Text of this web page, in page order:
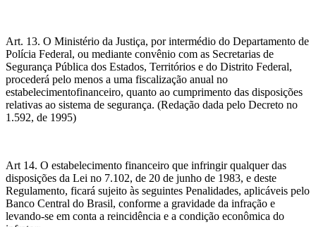
Art. 13. O Ministério da Justiça, por intermédio do Departamento de
Polícia Federal, ou mediante convênio com as Secretarias de
Segurança Pública dos Estados, Territórios e do Distrito Federal,
procederá pelo menos a uma fiscalização anual no
estabelecimentofinanceiro, quanto ao cumprimento das disposições
relativas ao sistema de segurança. (Redação dada pelo Decreto no
1.592, de 1995)
Art 14. O estabelecimento financeiro que infringir qualquer das
disposições da Lei no 7.102, de 20 de junho de 1983, e deste
Regulamento, ficará sujeito às seguintes Penalidades, aplicáveis pelo
Banco Central do Brasil, conforme a gravidade da infração e
levando-se em conta a reincidência e a condição econômica do